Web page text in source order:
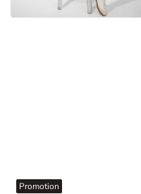
Promotion